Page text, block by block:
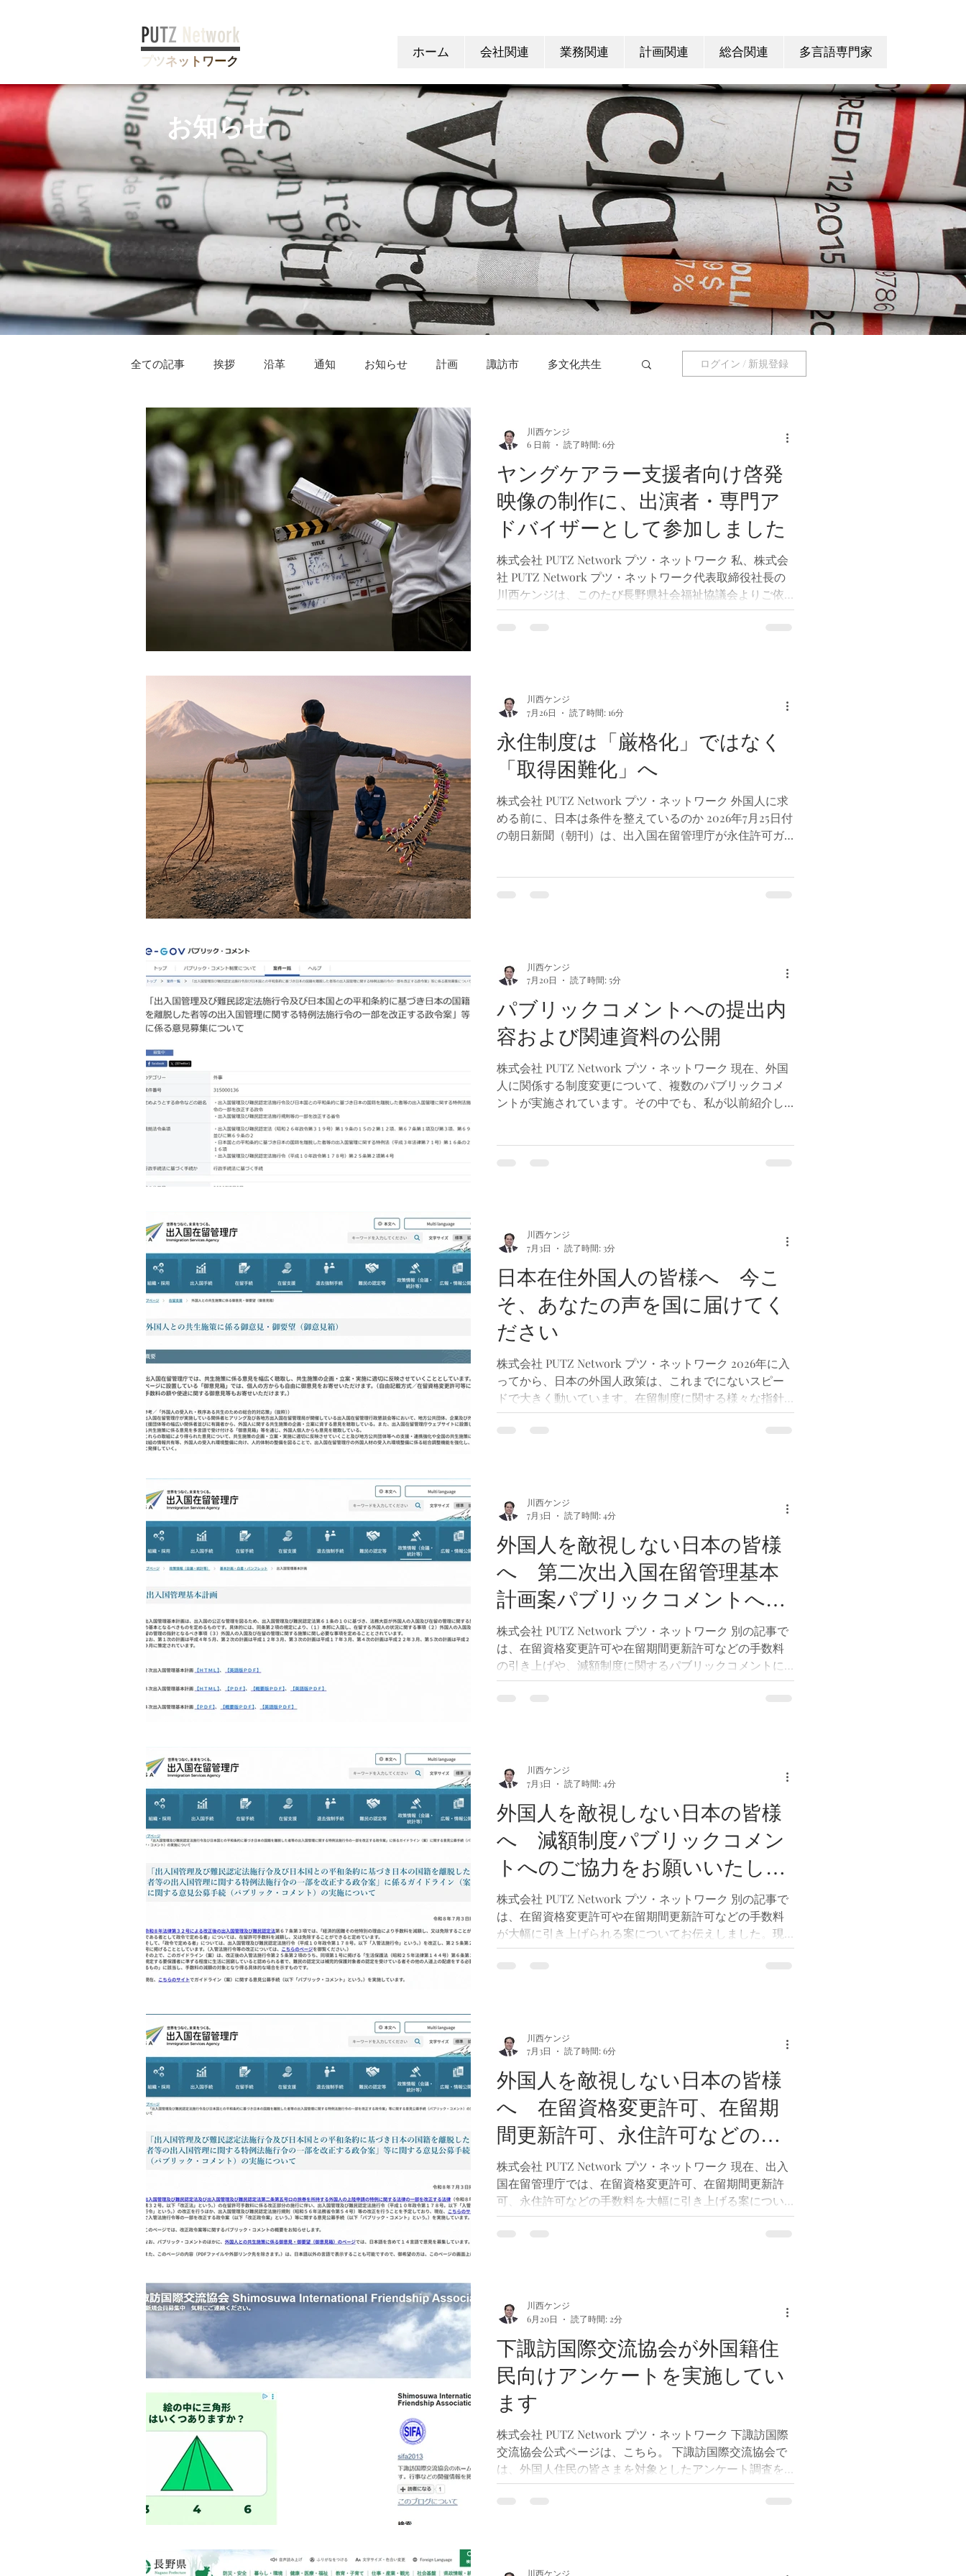
ホーム 会社関連 業務関連 計画関連 総合関連 多言語専門家
PUTZ Network
プツネ ッ ト ワーク
お知らせ
全ての記事 挨拶 沿革 通知 お知らせ 計画 諏訪市 多文化共生
ヤングケアラー制度
ログイン / 新規登録
ヤングケアラー支援者向け啓発
映像の制作に、出演者・専門ア
ドバイザーとして参加しました
株式会社 PUTZ Network プツ・ネットワーク 私、株式会
社 PUTZ Network プツ・ネットワーク代表取締役社長の
川西ケンジは、このたび長野県社会福祉協議会よりご依
頼をいただき、長野県が教職員向け研修教材として制作
演しました。 今回の映像は、学校現場で働く教職員の皆
様にヤングケアラーへの理解をより深めていただくこと
を目的として制作されています。学校の先生方は日々、
授業や生徒指導、保護者対応など多忙な業務を抱えてお
り、まとまった研修時間を確保することが容易ではあり
ません。そのような現状を踏まえ、長野県社会福祉協議
会では長野県と協議を重ね、約10分間の映像教材を制作
し、ヤングケアラーを紹介するリーフレットに掲載され
たQRコードから、いつでも視聴できる形で活用すること
川西ケンジ
6 日前
読了時間: 6分
永住制度は「厳格化」ではなく
「取得困難化」へ
株式会社 PUTZ Network プツ・ネットワーク 外国人に求
める前に、日本は条件を整えているのか 2026年7月25日付
の朝日新聞（朝刊）は、出入国在留管理庁が永住許可ガ
が行われる方針であり、今後パブリックコメントを経て
正式なガイドラインが策定される見込みとされている。
特に今回、多くの人が注目したのは経済的要件である。
朝日新聞によれば、従来のように「安定した生活を送る
ことができるか」という考え方だけではなく、日本人世
帯の平均を上回る年収を有していることに加え、その収
入水準で厚生年金に30年間加入した場合に見込まれる年
金受給額に達することを原則として求める方向性が示さ
れているという。また、その不足分
川西ケンジ
7月26日
読了時間: 16分
パブリックコメントへの提出内
容および関連資料の公開
株式会社 PUTZ Network プツ・ネットワーク 現在、外国
人に関係する制度変更について、複数のパブリックコメ
ントが実施されています。その中でも、私が以前紹介し
方が意見を提出する際の参考例として活用していただく
ことです。 現在、私が回答した2件のパブリックコメント
については、2026年7月3日から2026年8月3日まで意見募
集が行われています。制度について考える機会がある方
や、自分の意見を行政に届けたいと考えている方は、ぜ
ひ公式に公開されている資料を確認した上で、ご自身の
考えを提出していただければと思います。 なお、パブリ
ックコメントの提出画面では、関連資料の確認が手続き
上必要となっていま
川西ケンジ
7月20日
読了時間: 5分
日本在住外国人の皆様へ 今こ
そ、あなたの声を国に届けてく
ださい
株式会社 PUTZ Network プツ・ネットワーク 2026年に入
ってから、日本の外国人政策は、これまでにないスピー
ドで大きく動いています。在留制度に関する様々な指針
や制度が次々と見直され、現在では、在留資格変更許
の一つだと考えています。 もちろん、意見を提出するか
どうかは一人ひとりの自由です。しかし、何も伝えなけ
れば、行政は「大きな反対意見はなかった」と受け止め
る可能性があります。だからこそ、賛成でも反対でも構
いません。まずは、自分自身の考えを国へ届けることが
大切です。 パブリックコメントは、日本人だけのための
制度ではありません。日本で生活している外国人も意見
を提出することができます。一方で、日本語が苦手なた
めに意見を出すことを諦めてしまう方も少なくありませ
ん。そのような方のために、出入国在留管理庁では、多
言語で利用できる「御意見箱」も用意され
川西ケンジ
7月3日
読了時間: 3分
外国人を敵視しない日本の皆様
へ 第二次出入国在留管理基本
計画案パブリックコメントへの
ご協力をお願いいたします
株式会社 PUTZ Network プツ・ネットワーク 別の記事で
は、在留資格変更許可や在留期間更新許可などの手数料
の引き上げや、減額制度に関するパブリックコメントに
ついてご紹介しました。今回は、それらとは別に現在実
10日までパブリックコメントを実施しています。この基
本計画は、今後の出入国在留管理行政の方向性を示すも
のであり、その中には外国人政策や多文化共生に関する
基本的な考え方も盛り込まれています。 パブリックコメ
ントはこちら https://public-comment.e-
gov.go.jp/pcm/detail?
CLASSNAME=PCMMSTDETAIL&id=315000131&Mode=0
締切後は意見を提出することができません。 パブリック
コメントというと、「専門的
川西ケンジ
7月3日
読了時間: 4分
外国人を敵視しない日本の皆様
へ 減額制度パブリックコメン
トへのご協力をお願いいたしま
す
株式会社 PUTZ Network プツ・ネットワーク 別の記事で
は、在留資格変更許可や在留期間更新許可などの手数料
が大幅に引き上げられる案についてお伝えしました。現
在、出入国在留管理庁では、その手数料そのものだけで
貴重な機会です。 パブリックコメントはこちら
https://public-comment.e-gov.go.jp/pcm/detail?
CLASSNAME=PCMMSTDETAIL&id=315000137&Mode=0
※ 意見募集期間は2026年7月3日から8月3日までです。締
切後は意見を提出することができません。 前回の記事と
同様に、難しい言葉や法律の知識は必要ありません。ご
自身が感じたことを、そのままご自身の言葉で書いてい
ただくだけで十分です。 今回のガイドライン案では、経
済的な事情などにより手数料の負担が困難な場合、
川西ケンジ
7月3日
読了時間: 4分
外国人を敵視しない日本の皆様
へ 在留資格変更許可、在留期
間更新許可、永住許可などの手
数料を大幅に引き上げる案パブ
リックコメントへのご協力をお
願いします
株式会社 PUTZ Network プツ・ネットワーク 現在、出入
国在留管理庁では、在留資格変更許可、在留期間更新許
可、永住許可などの手数料を大幅に引き上げる案につい
て、2026年7月3日から8月3日までパブリックコメントを
comment.e-gov.go.jp/pcm/detail?
CLASSNAME=PCMMSTDETAIL&id=315000136&Mode=0
※ 意見募集期間は2026年7月3日から8月3日までです。締
切後は意見を提出することができません。 パブリックコ
メントというと、「専門的な知識が必要」「法律のこと
を知らなければ意見を書いてはいけない」と思われる方
も少なくありません。しかし、本来の目的は、国民や住
しい言葉や専門用語を使う必要はありません。皆様が感
じたこと
川西ケンジ
7月3日
読了時間: 6分
下諏訪国際交流協会が外国籍住
民向けアンケートを実施してい
ます
株式会社 PUTZ Network プツ・ネットワーク 下諏訪国際
交流協会公式ページは、こちら。 下諏訪国際交流協会で
は、外国人住民の皆さまを対象としたアンケート調査を
実施中。 このアンケートは、外国人住民の皆さまが日頃
ず、日本国内にお住まいの外国人の方であれば、どなた
川西ケンジ
6月20日
読了時間: 2分
川西ケンジ